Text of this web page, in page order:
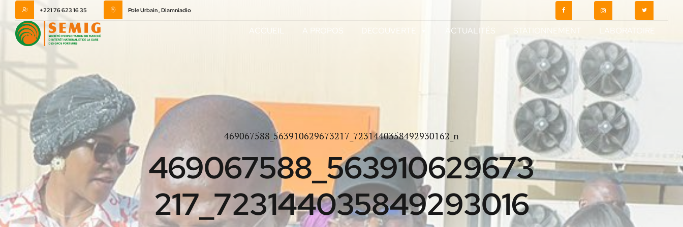
+221 76 623 16 35 Pole Urbain , Diamniadio
ACCUEIL A PROPOS DECOUVERTE ACTUALITÉS STATIONNEMENT LABORATOIRE
469067588_563910629673217_7231440358492930162_n
469067588_563910629673
217_723144035849293016